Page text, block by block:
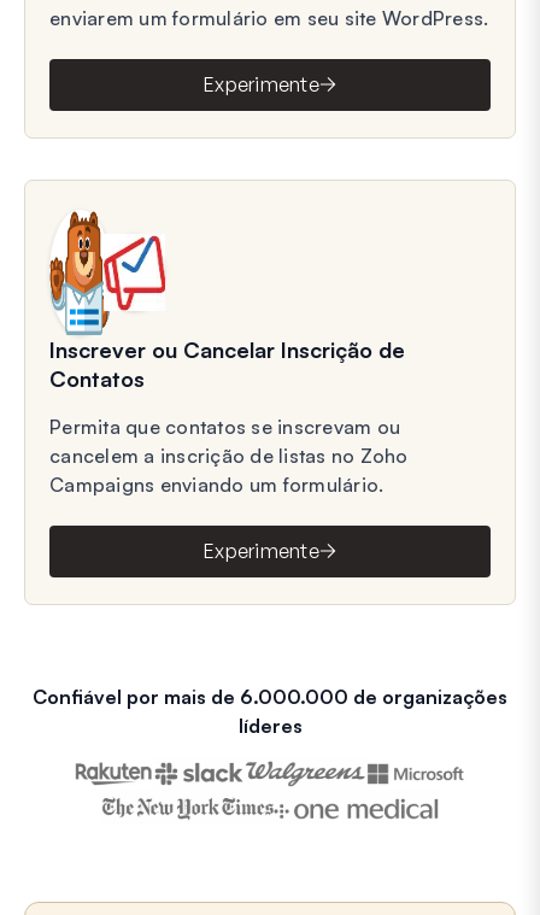
enviarem um formulário em seu site WordPress.
Experimente
Inscrever ou Cancelar Inscrição de
Contatos
Permita que contatos se inscrevam ou
cancelem a inscrição de listas no Zoho
Campaigns enviando um formulário.
Experimente
Confiável por mais de 6.000.000 de organizações
líderes